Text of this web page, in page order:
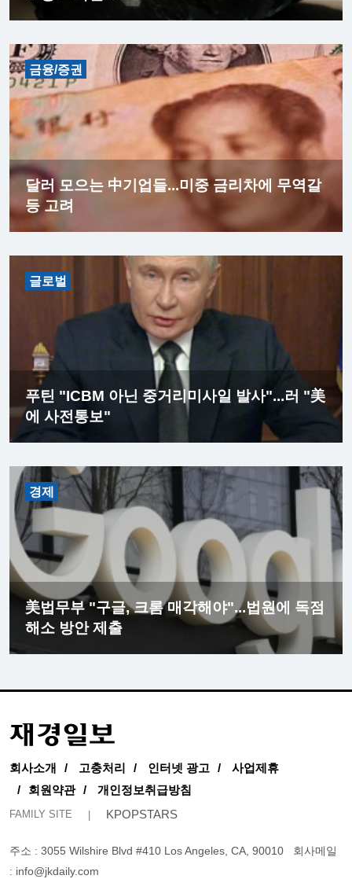
금융/증권
달러 모으는 中기업들...미중 금리차에 무역갈
등 고려
글로벌
푸틴 "ICBM 아닌 중거리미사일 발사"...러 "美
에 사전통보"
경제
美법무부 "구글, 크롬 매각해야"...법원에 독점
해소 방안 제출
회사소개 고충처리 인터넷 광고
사업제휴
회원약관
개인정보취급방침
FAMILY SITE KPOPSTARS
주소 : 3055 Wilshire Blvd #410 Los Angeles, CA, 90010 회사메일
: info@jkdaily.com